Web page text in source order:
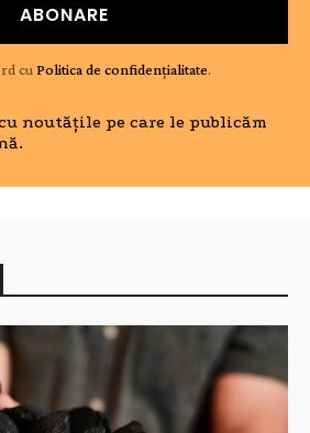
ABONARE
cuPolitica de confidențialitate.
noutățile pe care le publicăm